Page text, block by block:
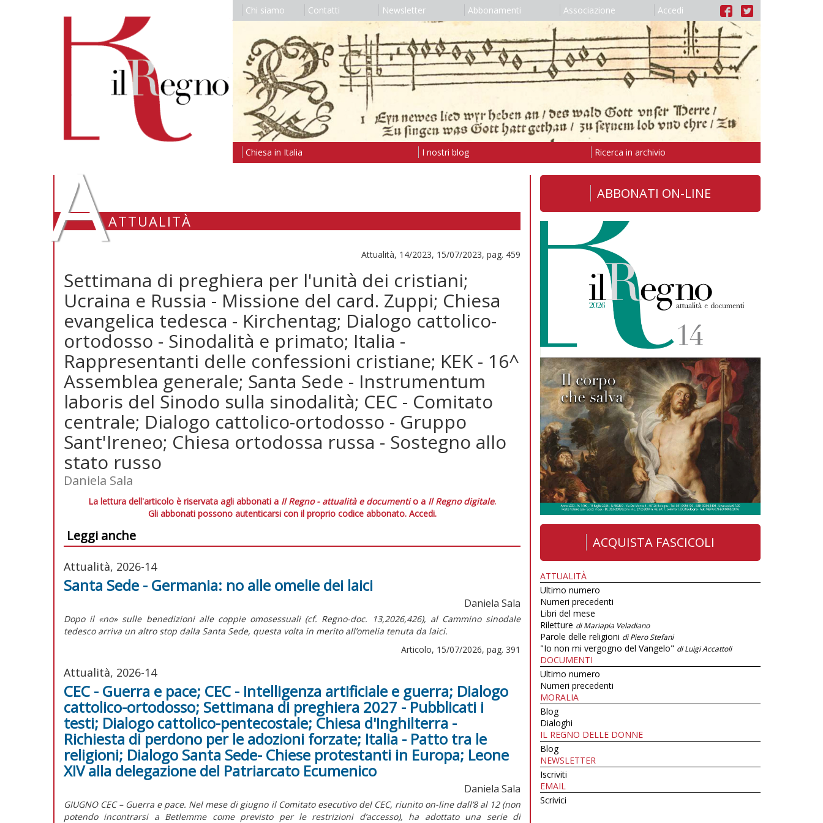
Chi siamo Contatti Newsletter Abbonamenti Associazione Accedi
Chiesa in Italia I nostri blog Ricerca in archivio
AATTUALITÀ
Attualità, 14/2023, 15/07/2023, pag. 459
Settimana di preghiera per l'unità dei cristiani;
Ucraina e Russia - Missione del card. Zuppi; Chiesa
evangelica tedesca - Kirchentag; Dialogo cattolico-
ortodosso - Sinodalità e primato; Italia -
Rappresentanti delle confessioni cristiane; KEK - 16^
Assemblea generale; Santa Sede - Instrumentum
laboris del Sinodo sulla sinodalità; CEC - Comitato
centrale; Dialogo cattolico-ortodosso - Gruppo
Sant'Ireneo; Chiesa ortodossa russa - Sostegno allo
stato russo
Daniela Sala
La lettura dell'articolo è riservata agli abbonati a Il Regno - attualità e documentio a Il Regno digitale.
Gli abbonati possono autenticarsi con il proprio codice abbonato. Accedi.
Leggi anche
Attualità, 2026-14
Santa Sede - Germania: no alle omelie dei laici
Daniela Sala
Dopo il «no» sulle benedizioni alle coppie omosessuali (cf. Regno-doc.
13,2026,426), al Cammino sinodale
tedesco arriva un altro stop dalla Santa Sede, questa volta in merito all’omelia tenuta da laici.
Articolo, 15/07/2026, pag. 391
Attualità, 2026-14
CEC - Guerra e pace; CEC - Intelligenza artificiale e guerra; Dialogo
cattolico-ortodosso; Settimana di preghiera 2027 - Pubblicati i
testi; Dialogo cattolico-pentecostale; Chiesa d'Inghilterra -
Richiesta di perdono per le adozioni forzate; Italia - Patto tra le
religioni; Dialogo Santa Sede- Chiese protestanti in Europa; Leone
XIV alla delegazione del Patriarcato Ecumenico
Daniela Sala
GIUGNO CEC – Guerra e pace. Nel mese di giugno il Comitato esecutivo del CEC, riunito on-line dall’8 al 12 (non
potendo incontrarsi a Betlemme come previsto per le restrizioni d’accesso), ha adottato una serie di
ABBONATI ON-LINE
ACQUISTA FASCICOLI
ATTUALITÀ
Ultimo numero
Numeri precedenti
Libri del mese
Riletture di Mariapia Veladiano
Parole delle religioni di Piero Stefani
"Io non mi vergogno del Vangelo" di Luigi Accattoli
DOCUMENTI
Ultimo numero
Numeri precedenti
MORALIA
Blog
Dialoghi
IL REGNO DELLE DONNE
Blog
NEWSLETTER
Iscriviti
EMAIL
Scrivici